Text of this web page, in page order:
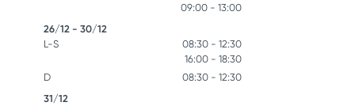
09:00 - 13:00
26/12 - 30/12
L-S
08:30 - 12:30
16:00 - 18:30
D
08:30 - 12:30
31/12